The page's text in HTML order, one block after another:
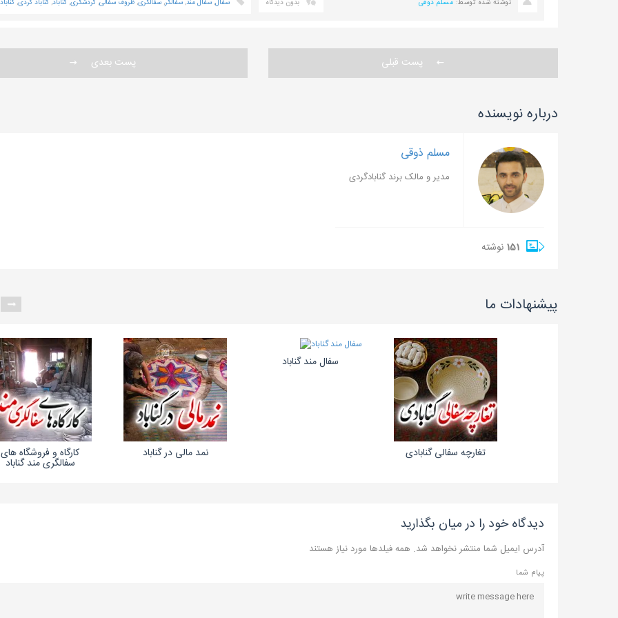
نوشته شده توسط: مسلم ذوقی بدون دیدگاه سفال, سفال مند, سفالگر, سفالگری, ظروف سفالی, گردشگری, گناباد, گناباد گردی,
پست قبلی پست بعدی
درباره نویسنده
مسلم ذوقی
مدیر و مالک برند گنابادگردی
151 نوشته
پیشنهادات ما
کارگاه و فروشگاه های
سفالگری مند گناباد
نمد مالی در گناباد
سفال مند گناباد
تغارچه سفالی گنابادی
دیدگاه خود را در میان بگذارید
آدرس ایمیل شما منتشر نخواهد شد. همه فیلدها مورد نیاز هستند
پیام شما